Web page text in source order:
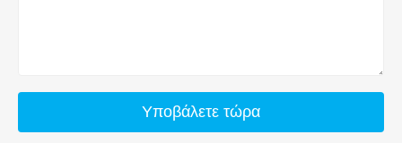
Υποβάλετε τώρα